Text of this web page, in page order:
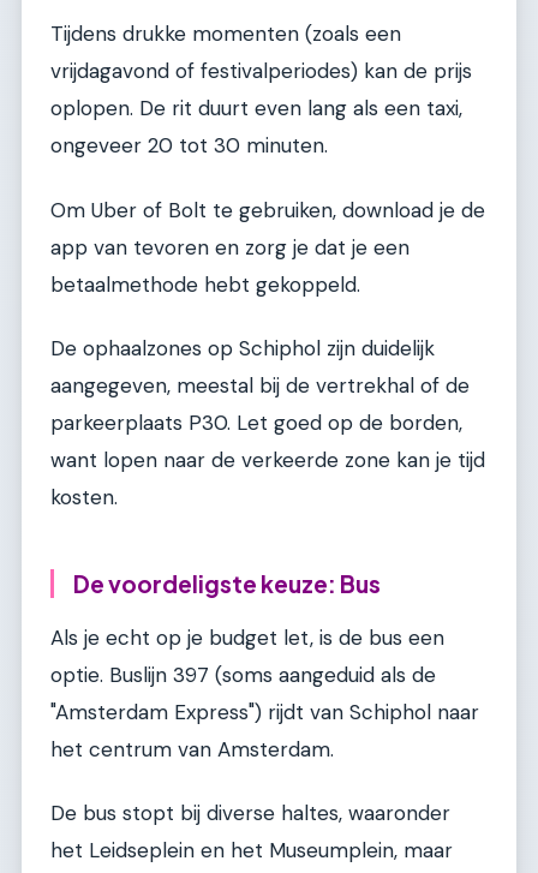
Tijdens drukke momenten (zoals een
vrijdagavond of festivalperiodes) kan de prijs
oplopen. De rit duurt even lang als een taxi,
ongeveer 20 tot 30 minuten.
Om Uber of Bolt te gebruiken, download je de
app van tevoren en zorg je dat je een
betaalmethode hebt gekoppeld.
De ophaalzones op Schiphol zijn duidelijk
aangegeven, meestal bij de vertrekhal of de
parkeerplaats P30. Let goed op de borden,
want lopen naar de verkeerde zone kan je tijd
kosten.
De voordeligste keuze: Bus
Als je echt op je budget let, is de bus een
optie. Buslijn 397 (soms aangeduid als de
"Amsterdam Express") rijdt van Schiphol naar
het centrum van Amsterdam.
De bus stopt bij diverse haltes, waaronder
het Leidseplein en het Museumplein, maar